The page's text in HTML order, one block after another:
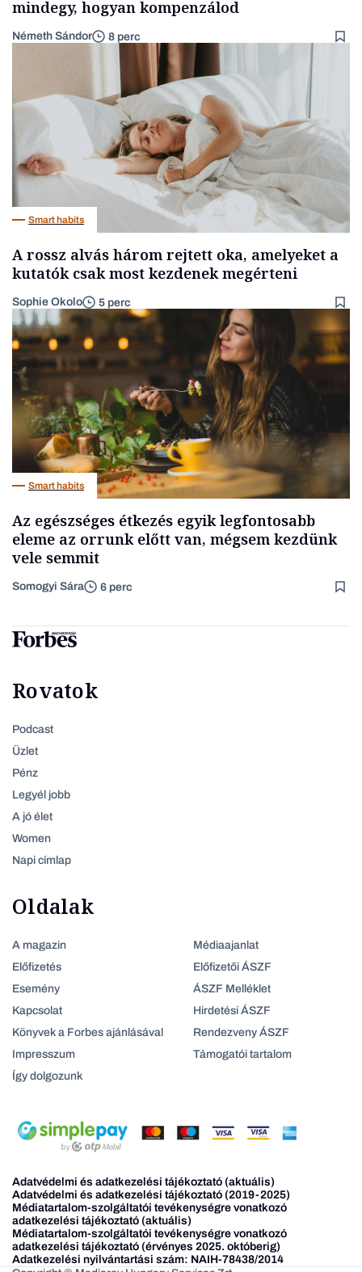
mindegy, hogyan kompenzálod
Németh Sándor 8 perc
Smart habits
A rossz alvás három rejtett oka, amelyeket a
kutatók csak most kezdenek megérteni
Sophie Okolo 5 perc
Smart habits
Az egészséges étkezés egyik legfontosabb
eleme az orrunk előtt van, mégsem kezdünk
vele semmit
Somogyi Sára 6 perc
Rovatok
Podcast
Üzlet
Pénz
Legyél jobb
A jó élet
Women
Napi címlap
Oldalak
A magazin
Előfizetés
Esemény
Kapcsolat
Könyvek a Forbes ajánlásával
Impresszum
Így dolgozunk
Médiaajanlat
Előfizetői ÁSZF
ÁSZF Melléklet
Hirdetési ÁSZF
Rendezveny ÁSZF
Támogatói tartalom
Adatvédelmi és adatkezelési tájékoztató (aktuális)
Adatvédelmi és adatkezelési tájékoztató (2019-2025)
Médiatartalom-szolgáltatói tevékenységre vonatkozó
adatkezelési tájékoztató (aktuális)
Médiatartalom-szolgáltatói tevékenységre vonatkozó
adatkezelési tájékoztató (érvényes 2025. októberig)
Adatkezelési nyilvántartási szám: NAIH-78438/2014